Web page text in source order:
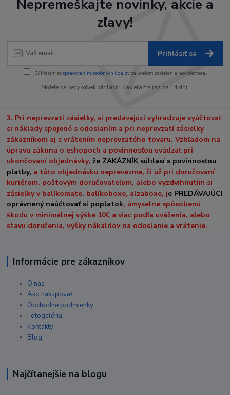
Nepremeškajte novinky, akcie a
zľavy!
Prihlásiť sa
Súhlasím sospracovaním osobných údajov za účelom zasielania newslettera.
Môžete sa kedykoľvek odhlásiť. Zasielame raz za 14 dní.
3. Pri neprevzatí zásielky, si predávajúci vyhradzuje vyúčtovať
si náklady spojené s odoslaním a pri neprevzatí zásielky
zákazníkom aj s vrátením neprevzatého tovaru. Vzhľadom na
úpravu zákona o eshopoch a povinnosťou uvádzať pri
ukončovaní objednávky,že ZAKÁZNÍK súhlasí s povinnosťou
platby, a túto objednávku neprevezme, či už pri doručovaní
kuriérom, poštovým doručovateľom, alebo vyzdvihnutím si
zásielky v balíkomate, balíkoboxe, alzaboxe, je PREDÁVAJÚCI
oprávnený naúčtovať si poplatok, úmyselne spôsobenú
škodu v minimálnej výške 10€ a viac podľa uváženia, alebo
stavu doručenia, výšky nákaldov na odoslanie a vrátenie.
Informácie pre zákazníkov
O nás
Ako nakupovať
Obchodné podmienky
Fotogaléria
Kontakty
Blog
Najčítanejšie na blogu